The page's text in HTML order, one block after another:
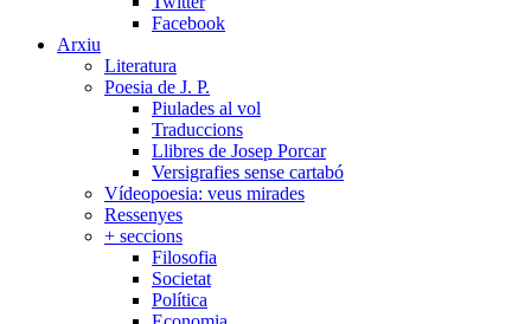
Facebook
Arxiu
Literatura
Poesia de J. P.
Piulades al vol
Traduccions
Llibres de Josep Porcar
Versigrafies sense cartabó
Vídeopoesia: veus mirades
Ressenyes
+ seccions
Filosofia
Societat
Política